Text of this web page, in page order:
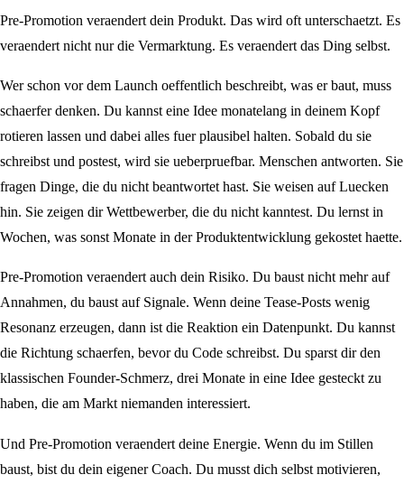
Pre-Promotion veraendert dein Produkt. Das wird oft unterschaetzt. Es
veraendert nicht nur die Vermarktung. Es veraendert das Ding selbst.
Wer schon vor dem Launch oeffentlich beschreibt, was er baut, muss
schaerfer denken. Du kannst eine Idee monatelang in deinem Kopf
rotieren lassen und dabei alles fuer plausibel halten. Sobald du sie
schreibst und postest, wird sie ueberpruefbar. Menschen antworten. Sie
fragen Dinge, die du nicht beantwortet hast. Sie weisen auf Luecken
hin. Sie zeigen dir Wettbewerber, die du nicht kanntest. Du lernst in
Wochen, was sonst Monate in der Produktentwicklung gekostet haette.
Pre-Promotion veraendert auch dein Risiko. Du baust nicht mehr auf
Annahmen, du baust auf Signale. Wenn deine Tease-Posts wenig
Resonanz erzeugen, dann ist die Reaktion ein Datenpunkt. Du kannst
die Richtung schaerfen, bevor du Code schreibst. Du sparst dir den
klassischen Founder-Schmerz, drei Monate in eine Idee gesteckt zu
haben, die am Markt niemanden interessiert.
Und Pre-Promotion veraendert deine Energie. Wenn du im Stillen
baust, bist du dein eigener Coach. Du musst dich selbst motivieren,